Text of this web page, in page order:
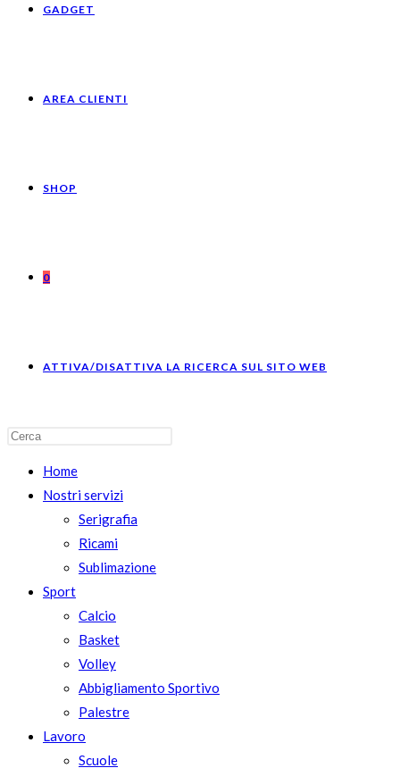
GADGET
AREA CLIENTI
SHOP
0
ATTIVA/DISATTIVA LA RICERCA SUL SITO WEB
Home
Nostri servizi
Serigrafia
Ricami
Sublimazione
Sport
Calcio
Basket
Volley
Abbigliamento Sportivo
Palestre
Lavoro
Scuole